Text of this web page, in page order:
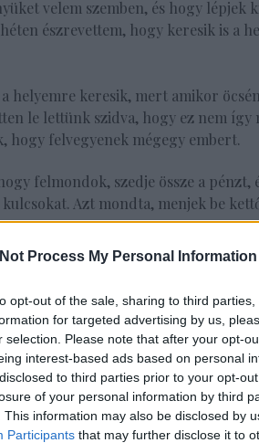
Process My Personal Information
opt-out of the sale, sharing to third
for targeted advertising by us,
selection. Please note that after your opt-
interest-based ads based on personal
to third parties prior to your opt-
of your personal information by third
This information may also be disclosed by
Participants that may further disclose it to
velem szemben, és hogy lépjek
észrevettem, hogy keresik is a
helyemre keresik, mert amikor
le lettünk szidva, hogy ez nem így
hogy felvegyenek mégegy embert.
felmondok, szedje össze a pénzt,
Azt mondta, menjek be